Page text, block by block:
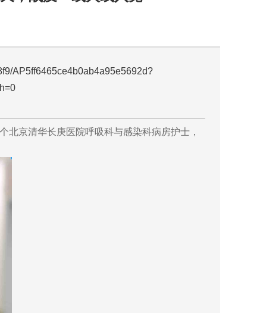
AP5ff6465ce4b0ab4a95e5692d?
京清华长庚医院呼吸科与感染科病房护士，